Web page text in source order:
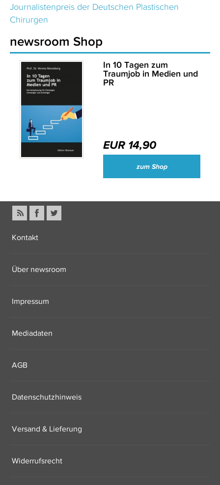
Journalistenpreis der Deutschen Plastischen
Chirurgen
newsroom Shop
In 10 Tagen zum
Traumjob in Medien und
PR
EUR 14,90
zum Shop
Kontakt
Über newsroom
Impressum
Mediadaten
AGB
Datenschutzhinweis
Versand & Lieferung
Widerrufsrecht